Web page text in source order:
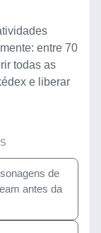
entre 70
todas as
e liberar
de
antes da